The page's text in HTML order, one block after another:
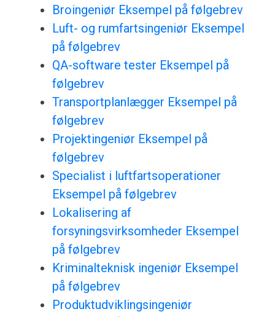
Broingeniør Eksempel på følgebrev
Luft- og rumfartsingeniør Eksempel
på følgebrev
QA-software tester Eksempel på
følgebrev
Transportplanlægger Eksempel på
følgebrev
Projektingeniør Eksempel på
følgebrev
Specialist i luftfartsoperationer
Eksempel på følgebrev
Lokalisering af
forsyningsvirksomheder Eksempel
på følgebrev
Kriminalteknisk ingeniør Eksempel
på følgebrev
Produktudviklingsingeniør